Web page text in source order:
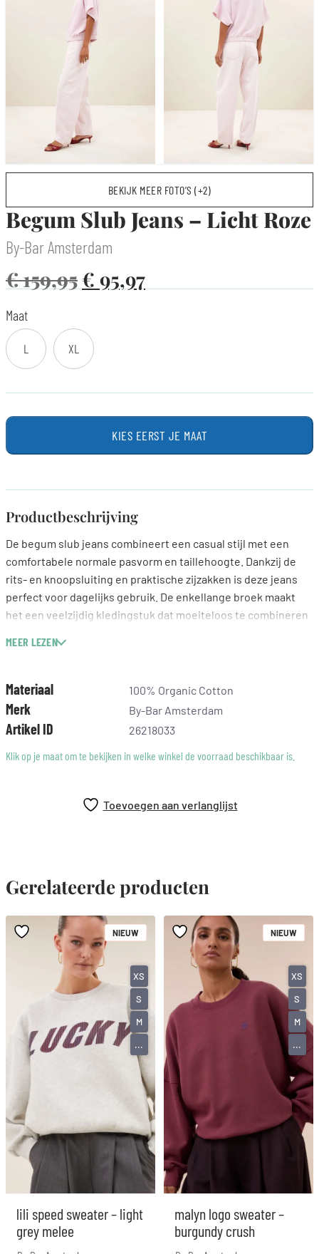
BEKIJK MEER FOTO’S (+2)
Begum Slub Jeans – Licht Roze
By-Bar Amsterdam
€159,95€ 95,97
Maat
L XL
KIES EERST JE MAAT
Productbeschrijving
De begum slub jeans combineert een casual stijl met een
comfortabele normale pasvorm en taillehoogte. Dankzij de
rits- en knoopsluiting en praktische zijzakken is deze jeans
perfect voor dagelijks gebruik. De enkellange broek maakt
het een veelzijdig kledingstuk dat moeiteloos te combineren
Rits- en knoopsluiting
MEER LEZEN
Materiaal 100% Organic Cotton
Merk By-Bar Amsterdam
Artikel ID
26218033
Klik op je maat om te bekijken in welke winkel de voorraad beschikbaar is.
Toevoegen aan verlanglijst
Gerelateerde producten
lili speed sweater – light
grey melee
NIEUW
XS
S
M
...
malyn logo sweater –
burgundy crush
NIEUW
XS
S
M
...